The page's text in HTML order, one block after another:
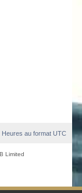
Heures au formatUTC
Limited